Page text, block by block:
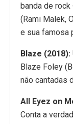
banda de
(Rami Malek,
e sua famosa
Blaze (2018):
Blaze Foley
não cantadas
All Eyez on
Conta a